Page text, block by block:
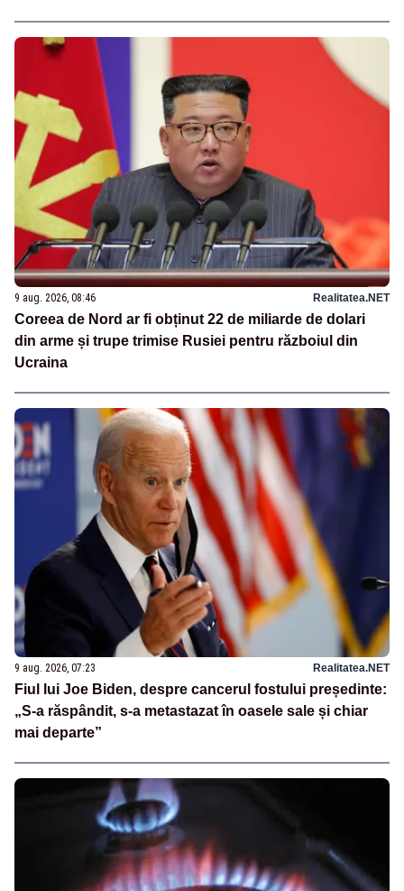
9 aug. 2026, 08:46 Realitatea.NET
Coreea de Nord ar fi obținut 22 de miliarde de dolari
din arme și trupe trimise Rusiei pentru războiul din
Ucraina
9 aug. 2026, 07:23 Realitatea.NET
Fiul lui Joe Biden, despre cancerul fostului președinte:
„S-a răspândit, s-a metastazat în oasele sale și chiar
mai departe”